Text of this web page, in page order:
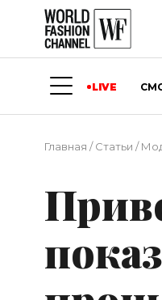
LIVE
Главная /Статьи /